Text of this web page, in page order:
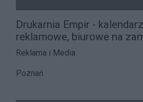
Drukarnia Empir -
reklamowe, biurowe na
Reklama i Media
Poznań